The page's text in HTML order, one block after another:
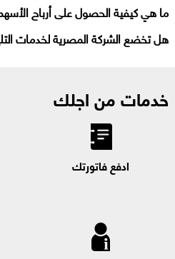
ما هي كيفية الحصول على أرباح
هل تخضع الشركة المصرية لخدمات
خدمات من اجلك
ادفع فاتورتك